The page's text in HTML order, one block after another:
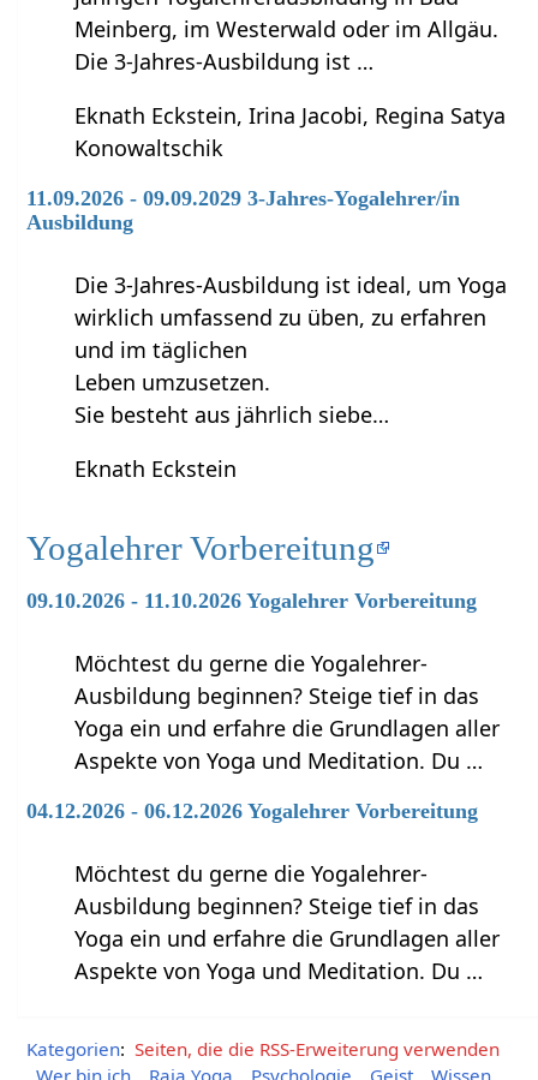
Meinberg, im Westerwald oder im Allgäu.
Die 3-Jahres-Ausbildung ist …
Eknath Eckstein, Irina Jacobi, Regina Satya
Konowaltschik
11.09.2026 - 09.09.2029 3-Jahres-Yogalehrer/in
Ausbildung
Die 3-Jahres-Ausbildung ist ideal, um Yoga
wirklich umfassend zu üben, zu erfahren
und im täglichen
Leben umzusetzen.
Sie besteht aus jährlich siebe…
Eknath Eckstein
Yogalehrer Vorbereitung
09.10.2026 - 11.10.2026 Yogalehrer Vorbereitung
Möchtest du gerne die Yogalehrer-
Ausbildung beginnen? Steige tief in das
Yoga ein und erfahre die Grundlagen aller
Aspekte von Yoga und Meditation. Du …
04.12.2026 - 06.12.2026 Yogalehrer Vorbereitung
Möchtest du gerne die Yogalehrer-
Ausbildung beginnen? Steige tief in das
Yoga ein und erfahre die Grundlagen aller
Aspekte von Yoga und Meditation. Du …
Kategorien: Seiten, die die RSS-Erweiterung verwenden